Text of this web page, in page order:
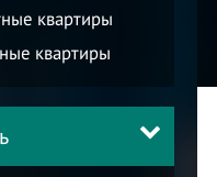
квартиры
квартиры